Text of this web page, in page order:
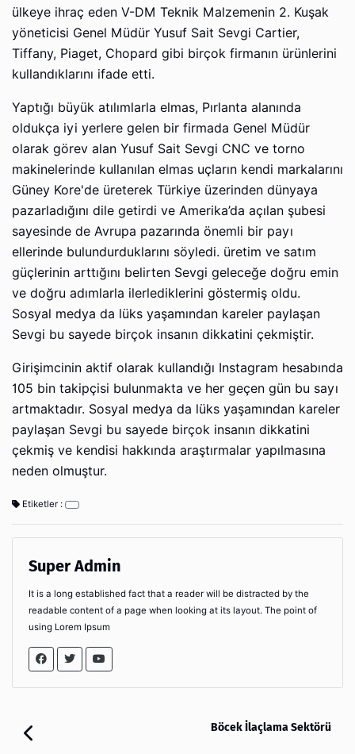
ülkeye ihraç eden V-DM Teknik Malzemenin 2. Kuşak
yöneticisi Genel Müdür Yusuf Sait Sevgi Cartier,
Tiffany, Piaget, Chopard gibi birçok firmanın ürünlerini
kullandıklarını ifade etti.
Yaptığı büyük atılımlarla elmas, Pırlanta alanında
oldukça iyi yerlere gelen bir firmada Genel Müdür
olarak görev alan Yusuf Sait Sevgi CNC ve torno
makinelerinde kullanılan elmas uçların kendi markalarını
Güney Kore'de üreterek Türkiye üzerinden dünyaya
pazarladığını dile getirdi ve Amerika’da açılan şubesi
sayesinde de Avrupa pazarında önemli bir payı
ellerinde bulundurduklarını söyledi. üretim ve satım
güçlerinin arttığını belirten Sevgi geleceğe doğru emin
ve doğru adımlarla ilerlediklerini göstermiş oldu.
Sosyal medya da lüks yaşamından kareler paylaşan
Sevgi bu sayede birçok insanın dikkatini çekmiştir.
Girişimcinin aktif olarak kullandığı Instagram hesabında
105 bin takipçisi bulunmakta ve her geçen gün bu sayı
artmaktadır. Sosyal medya da lüks yaşamından kareler
paylaşan Sevgi bu sayede birçok insanın dikkatini
çekmiş ve kendisi hakkında araştırmalar yapılmasına
neden olmuştur.
Etiketler :
Super Admin
It is a long established fact that a reader will be distracted by the
readable content of a page when looking at its layout. The point of
using Lorem Ipsum
Böcek İlaçlama Sektörü